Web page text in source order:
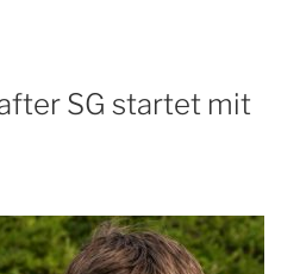
SG startet mit